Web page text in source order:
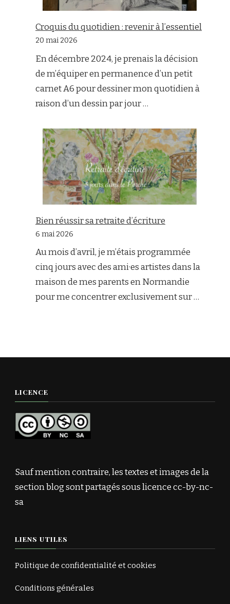
Croquis du quotidien : revenir à l’essentiel
20 mai 2026
En décembre 2024, je prenais la décision
de m’équiper en permanence d’un petit
carnet A6 pour dessiner mon quotidien à
raison d’un dessin par jour …
Bien réussir sa retraite d’écriture
6 mai 2026
Au mois d’avril, je m’étais programmée
cinq jours avec des ami·es artistes dans la
maison de mes parents en Normandie
pour me concentrer exclusivement sur …
LICENCE
Sauf mention contraire, les textes et images de la
section blog sont partagés sous licence cc-by-nc-
sa
LIENS UTILES
Politique de confidentialité et cookies
Conditions générales